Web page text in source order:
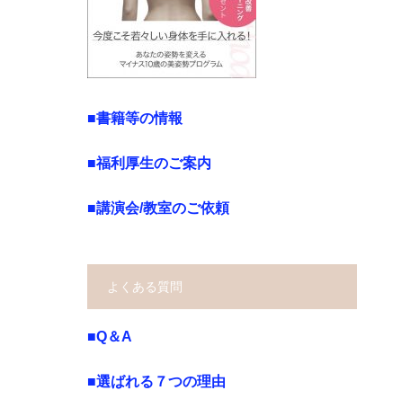
■書籍等の情報
■福利厚生のご案内
■講演会/教室のご依頼
よくある質問
■Q＆A
■選ばれる７つの理由